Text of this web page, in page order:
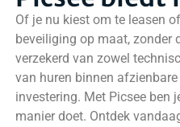
Of je nu kiest om te leasen
beveiliging op maat, zonder
verzekerd van zowel
van huren binnen
investering. Met Picsee ben
manier doet. Ontdek